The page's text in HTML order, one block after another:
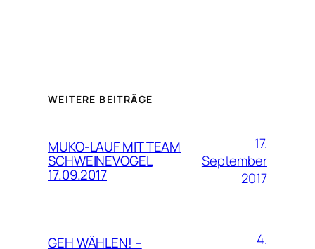
WEITERE BEITRÄGE
MUKO-LAUF MIT TEAM
SCHWEINEVOGEL
17.09.2017
17.
September
2017
GEH WÄHLEN! –
4.